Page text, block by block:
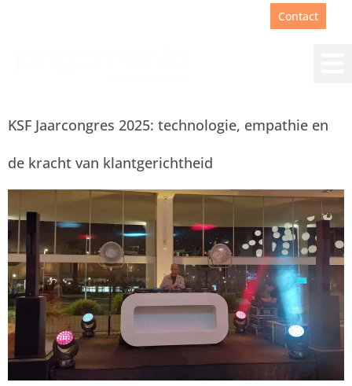
Contact
KSF Jaarcongres 2025: technologie, empathie en
de kracht van klantgerichtheid